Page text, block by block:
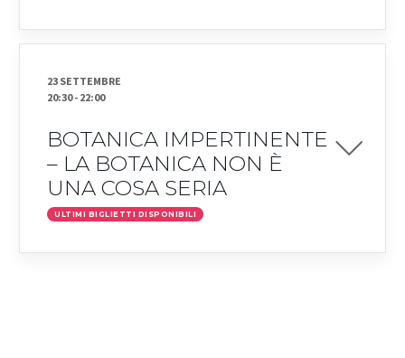
23 SETTEMBRE
20:30- 22:00
BOTANICA IMPERTINENTE
– LA BOTANICA NON È
UNA COSA SERIA
ULTIMI BIGLIETTI DISPONIBILI